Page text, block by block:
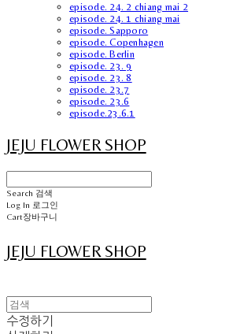
episode. 24. 2 chiang mai 2
episode. 24. 1 chiang mai
episode. Sapporo
episode. Copenhagen
episode. Berlin
episode. 23. 9
episode. 23. 8
episode. 23.7
episode. 23.6
episode.23.6.1
JEJU FLOWER SHOP
Search 검색
Log In 로그인
Cart장바구니
JEJU FLOWER SHOP
수정하기